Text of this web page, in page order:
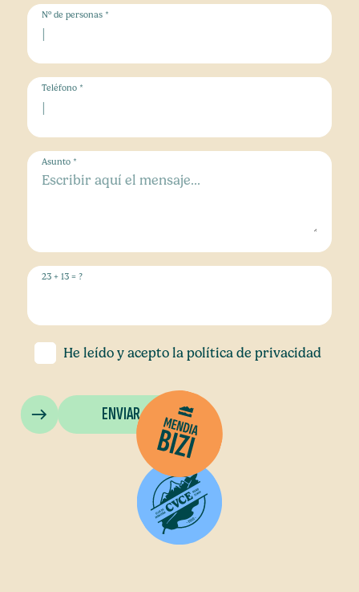
Nº de personas *
Teléfono *
Asunto *
23 + 13 = ?
He leído y acepto la política de privacidad
ENVIAR